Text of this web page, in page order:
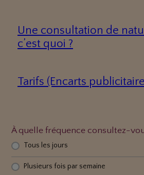
Une consultation de
c’est quoi ?
Tarifs (Encarts
À quelle fréquence consultez-
Tous les jours
Plusieurs fois par semaine